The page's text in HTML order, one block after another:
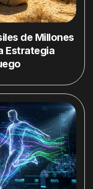
de Millones
Estrategia